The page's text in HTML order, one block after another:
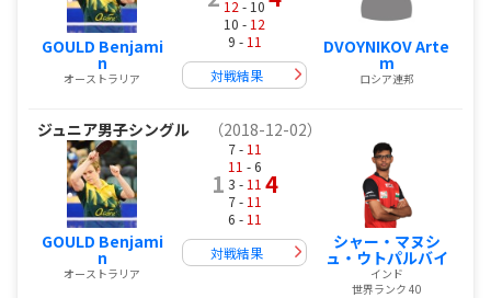
GOULD Benjami
n
オーストラリア
12 - 10
10 - 12
9 - 11
対戦結果
DVOYNIKOV Arte
m
ロシア連邦
ジュニア男子シングル （2018-12-02）
GOULD Benjami
n
オーストラリア
1
7 - 11
11 - 6
3 - 11
7 - 11
6 - 11
4
対戦結果
シャー・マヌシ
ュ・ウトパルバイ
インド
世界ランク 40